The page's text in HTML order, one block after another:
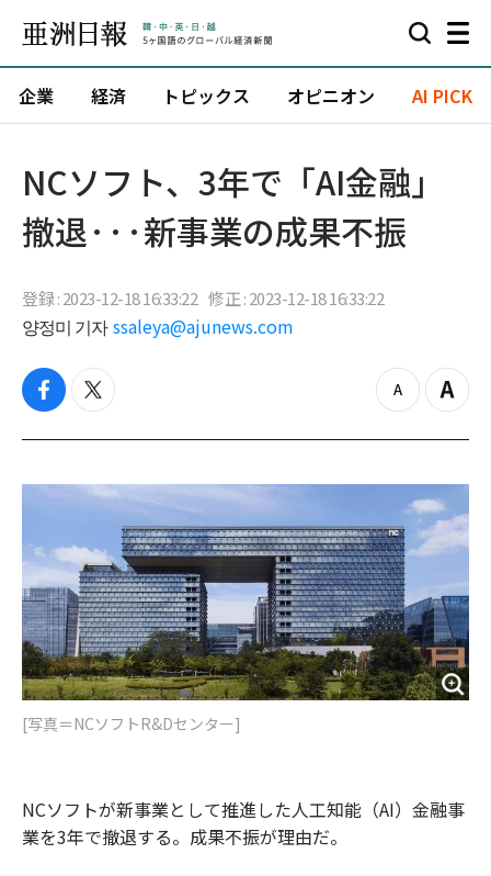
企業 経済 トピックス オピニオン AI PICK
NCソフト、3年で「AI金融」
撤退···新事業の成果不振
登録 : 2023-12-18 16:33:22 修正 : 2023-12-18 16:33:22
양정미 기자 ssaleya@ajunews.com
f
c
b
k
t
i
t
e
z
o
o
t
Z
o
i
[写真＝NCソフトR&Dセンター]
NCソフトが新事業として推進した人工知能（AI）金融事
業を3年で撤退する。成果不振が理由だ。